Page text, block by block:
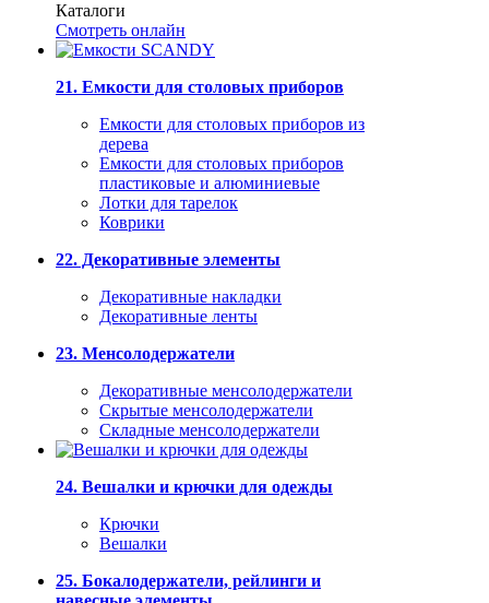
Каталоги
Смотреть онлайн
21. Емкости для столовых приборов
Емкости для столовых приборов из
дерева
Емкости для столовых приборов
пластиковые и алюминиевые
Лотки для тарелок
Коврики
22. Декоративные элементы
Декоративные накладки
Декоративные ленты
23. Менсолодержатели
Декоративные менсолодержатели
Скрытые менсолодержатели
Складные менсолодержатели
24. Вешалки и крючки для одежды
Крючки
Вешалки
25. Бокалодержатели, рейлинги и